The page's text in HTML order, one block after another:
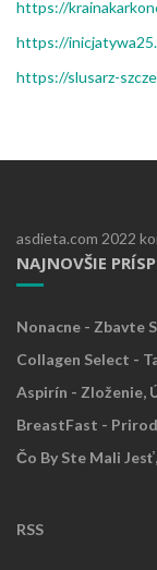
https://
https://
https://slusarz-
asdieta.com 2022
NAJNOVŠIE
Nonacne - Zbavte
Collagen Select -
Aspirín - Zloženie,
BreastFast -
Čo By Ste Mali
RSS